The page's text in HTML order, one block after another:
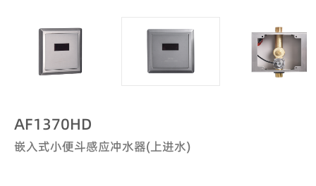
AF1370HD
嵌入式小便斗感应冲水器(上进水)